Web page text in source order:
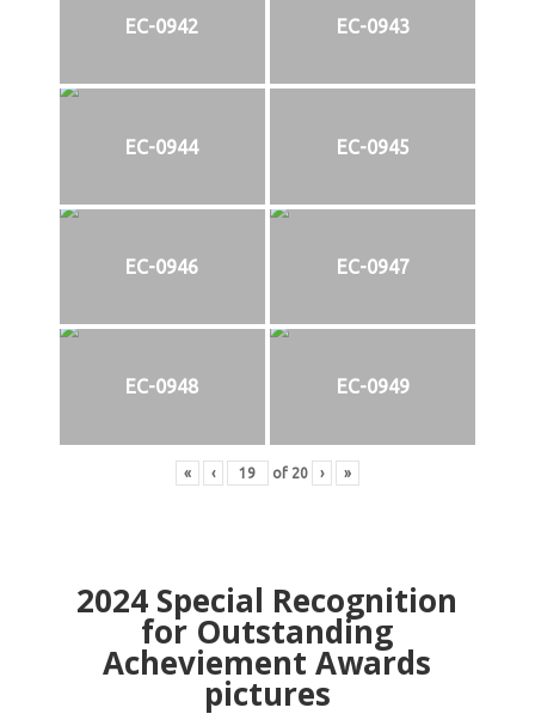
EC-0942 EC-0943
EC-0944 EC-0945
EC-0946 EC-0947
EC-0948 EC-0949
« ‹ of 20 › »
2024 Special Recognition
for Outstanding
Acheviement Awards
pictures